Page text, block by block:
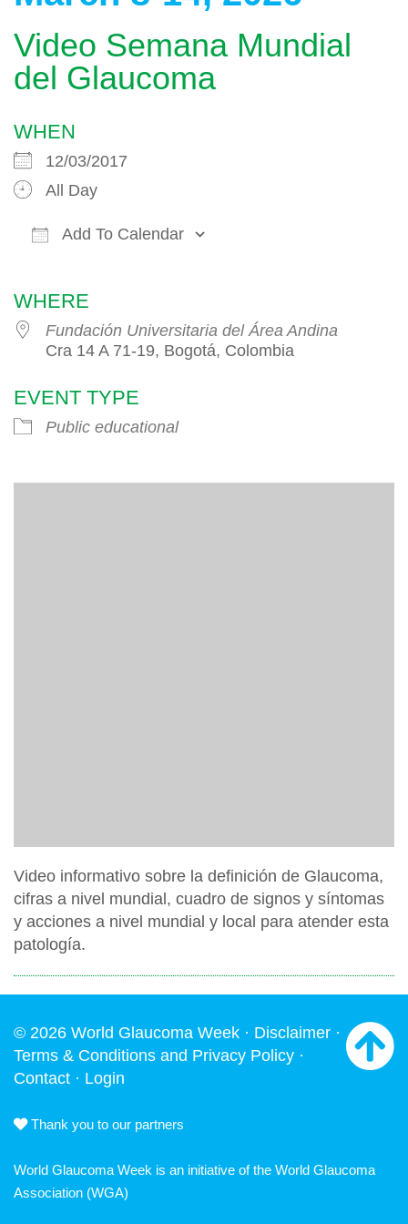
Video Semana Mundial
del Glaucoma
WHEN
12/03/2017
All Day
Add To Calendar
WHERE
Fundación Universitaria del Área Andina
Cra 14 A 71-19, Bogotá, Colombia
EVENT TYPE
Public educational
Video informativo sobre la definición de Glaucoma,
cifras a nivel mundial, cuadro de signos y síntomas
y acciones a nivel mundial y local para atender esta
patología.
© 2026 World Glaucoma Week · Disclaimer ·
Terms & Conditions and Privacy Policy ·
Contact · Login
Thank you to our partners
World Glaucoma Week is an initiative of the World Glaucoma
Association (WGA)